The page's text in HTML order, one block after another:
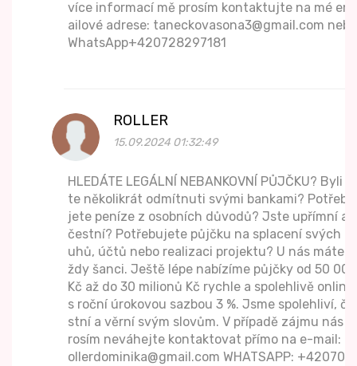
více informací mě prosím kontaktujte na mé em
ailové adrese: taneckovasona3@gmail.com nebo
WhatsApp+420728297181
ROLLER
15.09.2024 01:32:49
HLEDÁTE LEGÁLNÍ NEBANKOVNÍ PŮJČKU? Byli js
te několikrát odmítnuti svými bankami? Potřebu
jete peníze z osobních důvodů? Jste upřímní a
čestní? Potřebujete půjčku na splacení svých dl
uhů, účtů nebo realizaci projektu? U nás máte v
ždy šanci. Ještě lépe nabízíme půjčky od 50 000
Kč až do 30 milionů Kč rychle a spolehlivě online
s roční úrokovou sazbou 3 %. Jsme spolehliví, če
stní a věrní svým slovům. V případě zájmu nás p
rosím neváhejte kontaktovat přímo na e-mail: R
ollerdominika@gmail.com WHATSAPP: +420702